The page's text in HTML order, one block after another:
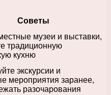
Советы
музеи и выставки,
традиционную
кухню
экскурсии и
мероприятия заранее,
разочарования